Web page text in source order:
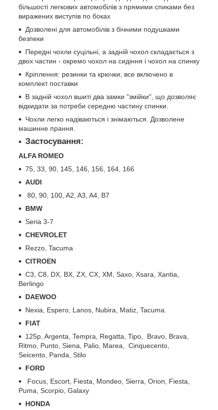
більшості легкових автомобілів з прямими спиками без
виражених виступів по боках
Дозволені для автомобілів з бічними подушками
безпеки
Передні чохли суцільні, а задній чохол складається з
двох частин - окремо чохол на сидіння і чохол на спинку
Кріплення: резинки та крючки, все включено в
комплект поставки
В задній чохол вшиті два замки "змійки", що дозволяє
відкидати за потреби середню частину спинки.
Чохли легко надіваються і знімаються. Дозволене
машинне прання.
Застосування:
ALFA ROMEO
75, 33, 90, 145, 146, 156, 164, 166
AUDI
80, 90, 100, A2, A3, A4, B7
BMW
Seria 3-7
CHEVROLET
Rezzo, Tacuma
CITROEN
C3, C8, DX, BX, ZX, CX, XM, Saxo, Xsara, Xantia,
Berlingo
DAEWOO
Nexia, Espero, Lanos, Nubira, Matiz, Tacuma.
FIAT
125p, Argenta, Tempra, Regatta, Tipo, Bravo, Brava,
Ritmo, Punto, Siena, Palio, Marea, Cinquecento,
Seicento, Panda, Stilo
FORD
Focus, Escort, Fiesta, Mondeo, Sierra, Orion, Fiesta,
Puma, Scorpio, Galaxy
HONDA